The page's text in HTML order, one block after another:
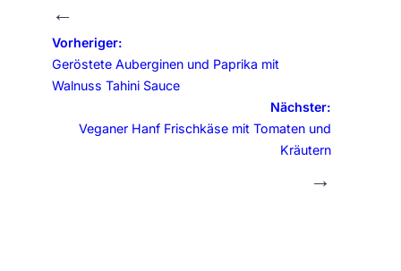
←
Vorheriger:
Geröstete Auberginen und Paprika mit
Walnuss Tahini Sauce
Nächster:
Veganer Hanf Frischkäse mit Tomaten und
Kräutern
→